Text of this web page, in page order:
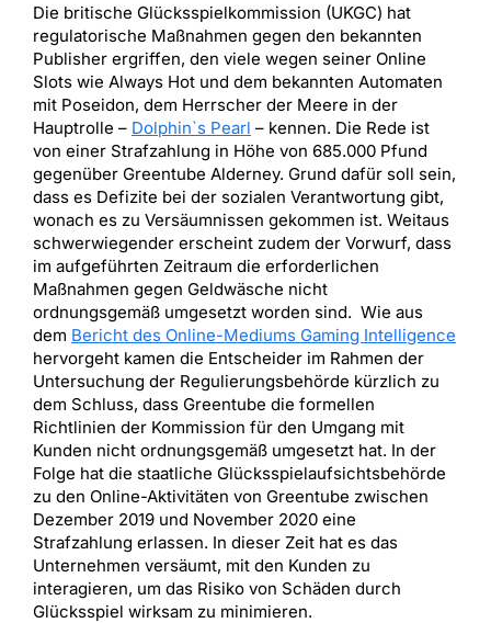
Die britische Glücksspielkommission (UKGC) hat
regulatorische Maßnahmen gegen den bekannten
Publisher ergriffen, den viele wegen seiner Online
Slots wie Always Hot und dem bekannten Automaten
mit Poseidon, dem Herrscher der Meere in der
Hauptrolle – Dolphin`s Pearl – kennen. Die Rede ist
von einer Strafzahlung in Höhe von 685.000 Pfund
gegenüber Greentube Alderney. Grund dafür soll sein,
dass es Defizite bei der sozialen Verantwortung gibt,
wonach es zu Versäumnissen gekommen ist. Weitaus
schwerwiegender erscheint zudem der Vorwurf, dass
im aufgeführten Zeitraum die erforderlichen
Maßnahmen gegen Geldwäsche nicht
ordnungsgemäß umgesetzt worden sind. Wie aus
dem Bericht des Online-Mediums Gaming Intelligence
hervorgeht kamen die Entscheider im Rahmen der
Untersuchung der Regulierungsbehörde kürzlich zu
dem Schluss, dass Greentube die formellen
Richtlinien der Kommission für den Umgang mit
Kunden nicht ordnungsgemäß umgesetzt hat. In der
Folge hat die staatliche Glücksspielaufsichtsbehörde
zu den Online-Aktivitäten von Greentube zwischen
Dezember 2019 und November 2020 eine
Strafzahlung erlassen. In dieser Zeit hat es das
Unternehmen versäumt, mit den Kunden zu
interagieren, um das Risiko von Schäden durch
Glücksspiel wirksam zu minimieren.